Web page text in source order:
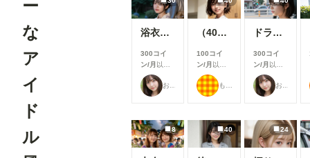
ー
な
ア
イ
ド
ル
浴衣女子大生
300コイ
ン/月 以上
支援すると
見ることが
できます
（40枚）まどか先生@2025/04/18_カフェまどか①
100コイ
ン/月 以上
支援すると
見ることが
できます
ドライブ女子
300コイ
ン/月 以上
支援すると
見ることが
できます
8 40 24